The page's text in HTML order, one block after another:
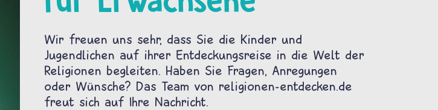
Wir freuen uns sehr, dass Sie die Kinder und
Jugendlichen auf ihrer Entdeckungsreise in die Welt der
Religionen begleiten. Haben Sie Fragen, Anregungen
oder Wünsche? Das Team von religionen-entdecken.de
freut sich auf Ihre Nachricht.